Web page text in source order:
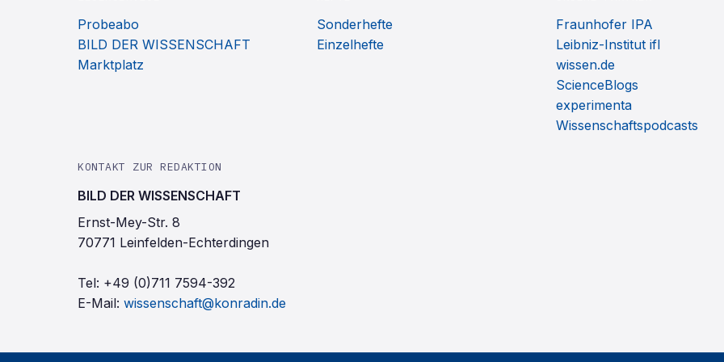
Probeabo
BILD DER WISSENSCHAFT
Marktplatz
Sonderhefte
Einzelhefte
Fraunhofer IPA
Leibniz-Institut ifl
wissen.de
ScienceBlogs
experimenta
Wissenschaftspodcasts
KONTAKT ZUR REDAKTION
BILD DER WISSENSCHAFT
Ernst-Mey-Str. 8
70771 Leinfelden-Echterdingen
Tel: +49 (0)711 7594-392
E-Mail: wissenschaft@konradin.de